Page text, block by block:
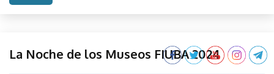
Evento
La Noche de los Museos FIUBA 2024